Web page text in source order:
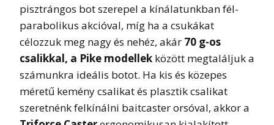
pisztrángos bot szerepel a kínálatunkban fél-
parabolikus akcióval, míg ha a csukákat
célozzuk meg nagy és nehéz, akár 70 g-os
csalikkal, a Pike modellek között megtaláljuk a
számunkra ideális botot. Ha kis és közepes
méretű kemény csalikat és plasztik csalikat
szeretnénk felkínálni baitcaster orsóval, akkor a